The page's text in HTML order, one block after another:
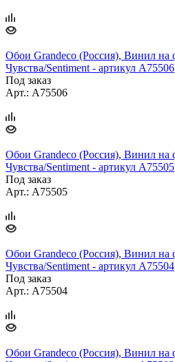
Обои Grandeco (Россия), Винил на
Чувства/Sentiment - артикул A75506
Под заказ
Арт.: A75506
Обои Grandeco (Россия), Винил на
Чувства/Sentiment - артикул A75505
Под заказ
Арт.: A75505
Обои Grandeco (Россия), Винил на
Чувства/Sentiment - артикул A75504
Под заказ
Арт.: A75504
Обои Grandeco (Россия), Винил на